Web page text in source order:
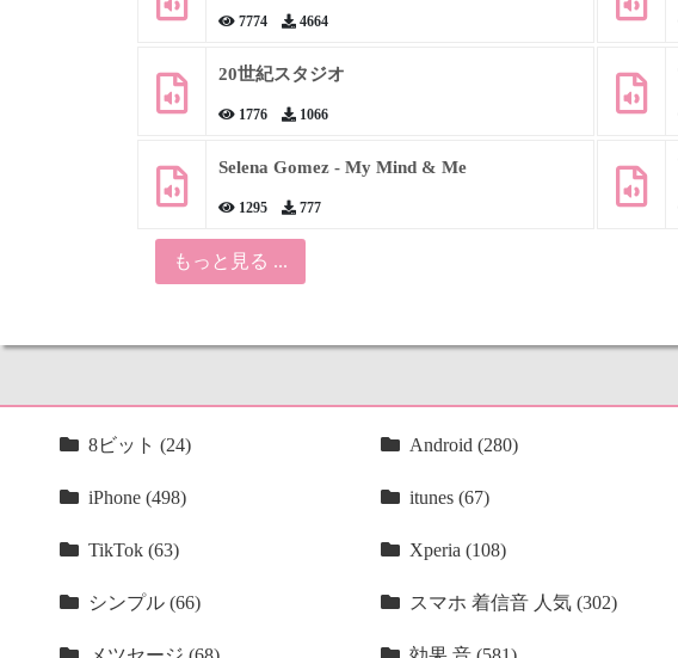
7774 4664
20世紀スタジオ
1776 1066
Selena Gomez - My Mind & Me
1295 777
もっと見る ...
8ビット (24) Android (280)
iPhone (498) itunes (67)
TikTok (63) Xperia (108)
シンプル (66) スマホ 着信音 人気 (302)